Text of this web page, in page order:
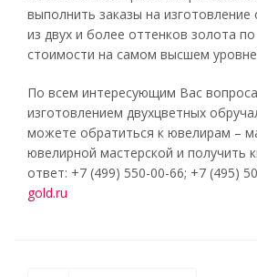
выполнить заказы на
из двух и более оттенков золота
стоимости на самом высшем
По всем интересующим Вас
изготовлением двухцветных
можете обратиться к ювелирам –
ювелирной мастерской и получить
ответ: +7 (499) 550-00-66; +7 (495)
gold.ru